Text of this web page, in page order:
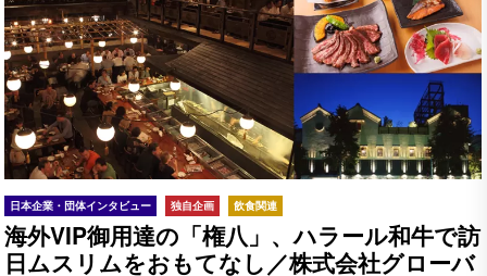
日本企業・団体インタビュー 独自企画 飲食関連
海外VIP御用達の「権八」、ハラール和牛で訪
日ムスリムをおもてなし／株式会社グローバ